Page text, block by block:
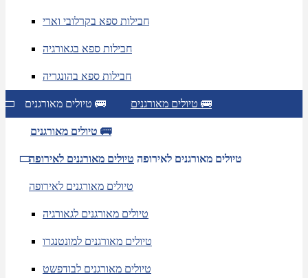
חבילות ספא בקרלובי וארי
חבילות ספא בגאורגיה
חבילות ספא בהונגריה
טיולים מאורגנים 🚌 טיולים מאורגנים 🚌
טיולים מאורגנים 🚌
טיולים מאורגנים לאירופה טיולים מאורגנים לאירופה
טיולים מאורגנים לאירופה
טיולים מאורגנים לגאורגיה
טיולים מאורגנים למונטנגרו
טיולים מאורגנים לבודפשט